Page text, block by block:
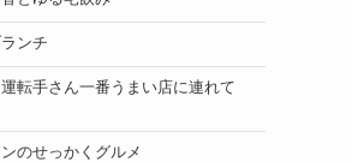
ンチ
転手さん一番うまい店に連れて
のせっかくグルメ